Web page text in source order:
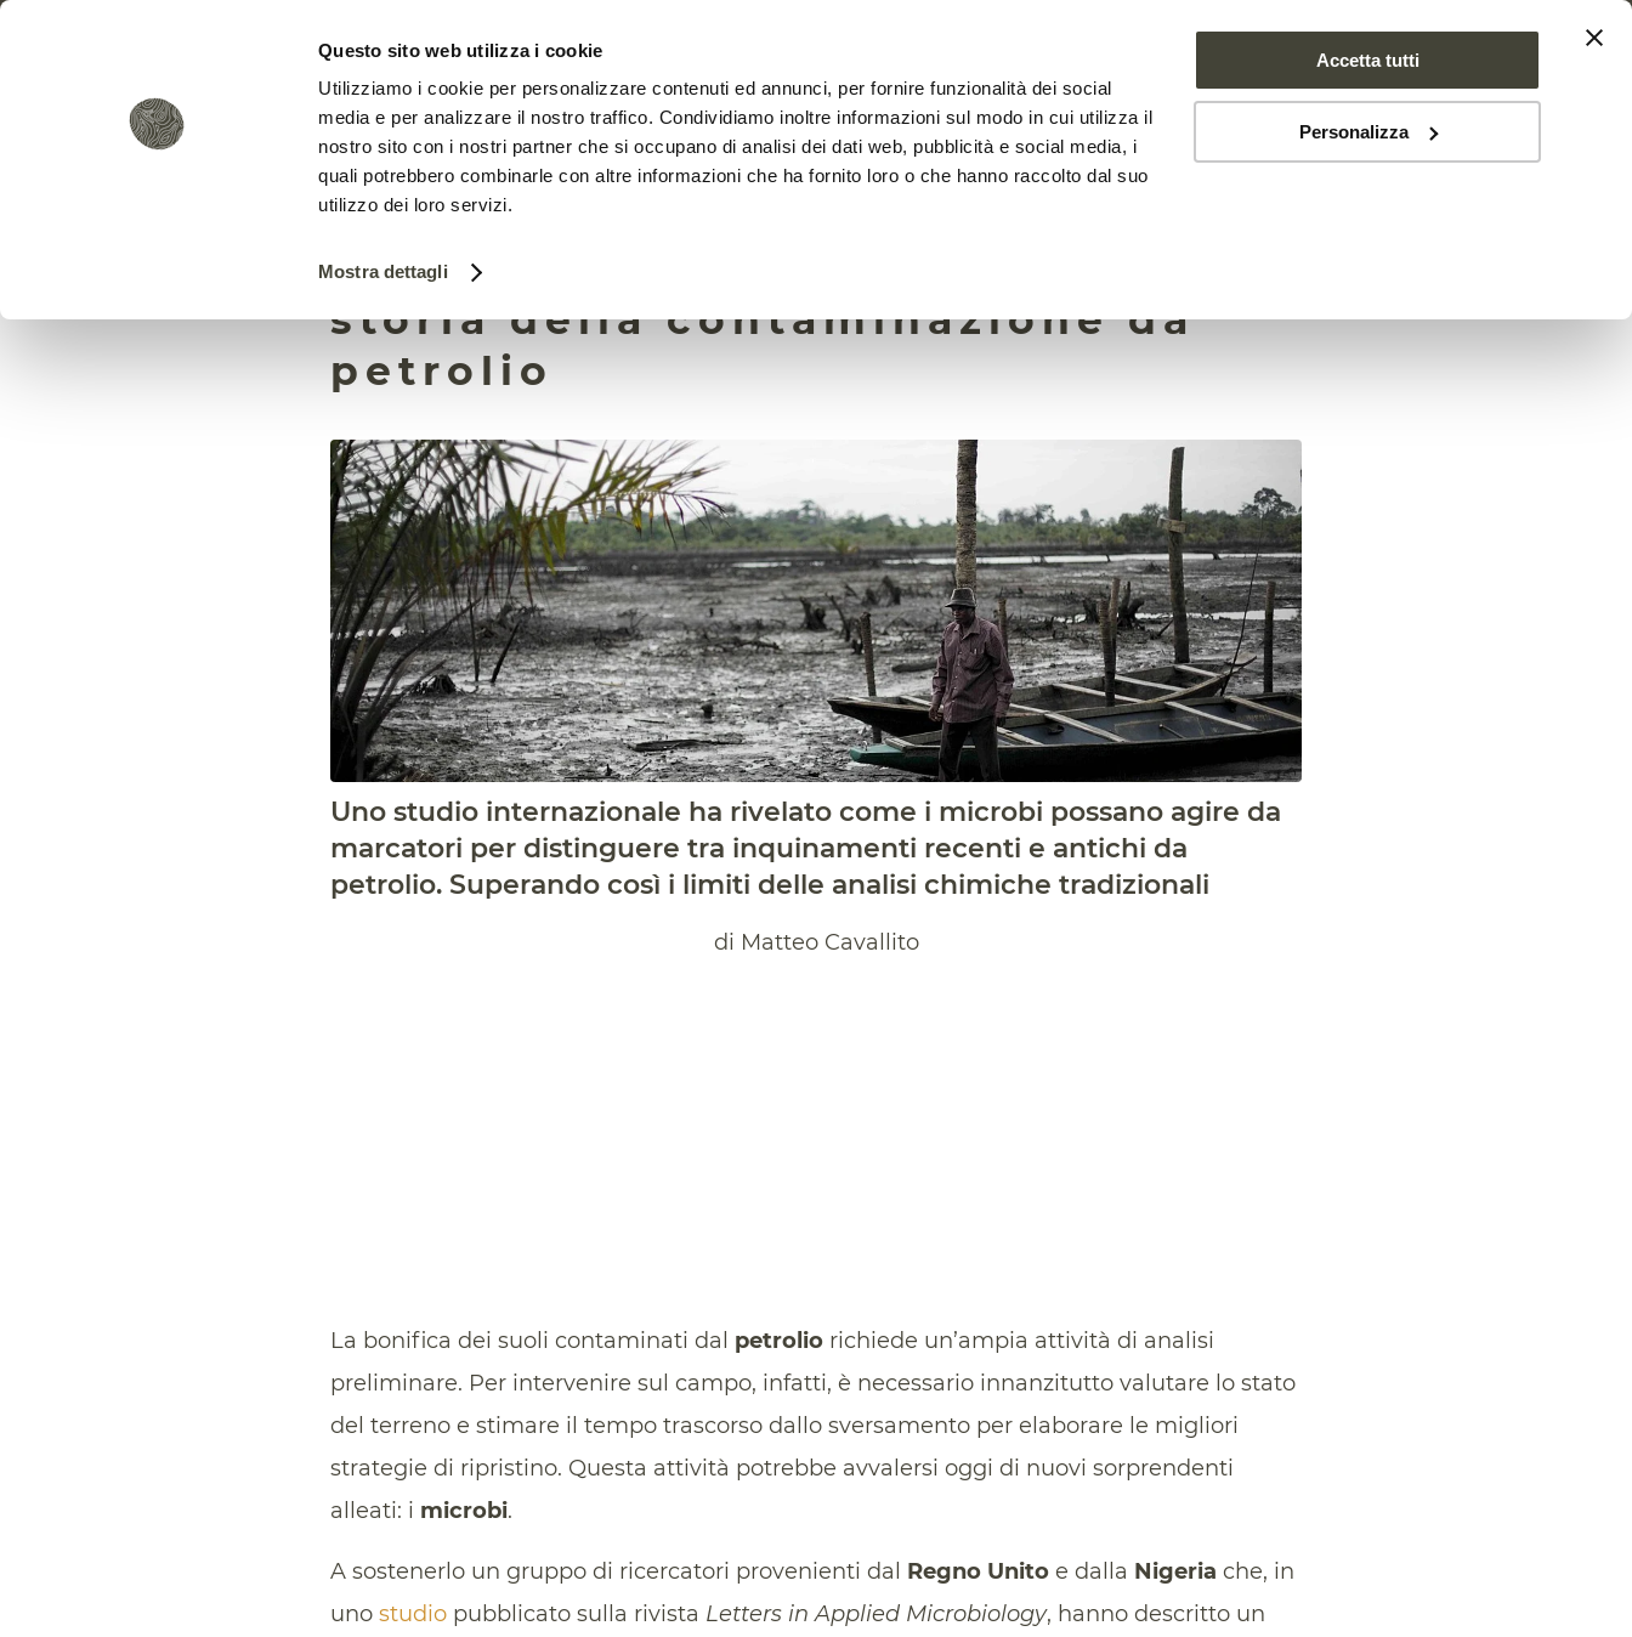
Questo sito web utilizza i cookie
Utilizziamo i cookie per personalizzare contenuti ed annunci, per fornire funzionalità dei social
media e per analizzare il nostro traffico. Condividiamo inoltre informazioni sul modo in cui utilizza il
nostro sito con i nostri partner che si occupano di analisi dei dati web, pubblicità e social media, i
quali potrebbero combinarle con altre informazioni che ha fornito loro o che hanno raccolto dal suo
utilizzo dei loro servizi.
Mostra dettagli
Accetta tutti
Personalizza
LA FONDAZIONE ATTIVITÀ RISORSE LIGHTHOUSE FARMS NEWS CONTATTI
I microbi del suolo raccontano la
storia della contaminazione da
petrolio
Uno studio internazionale ha rivelato come i microbi possano agire da
marcatori per distinguere tra inquinamenti recenti e antichi da
petrolio. Superando così i limiti delle analisi chimiche tradizionali
di Matteo Cavallito
La bonifica dei suoli contaminati dal petrolio richiede un’ampia attività di analisi
preliminare. Per intervenire sul campo, infatti, è necessario innanzitutto valutare lo stato
del terreno e stimare il tempo trascorso dallo sversamento per elaborare le migliori
strategie di ripristino. Questa attività potrebbe avvalersi oggi di nuovi sorprendenti
alleati: i microbi.
A sostenerlo un gruppo di ricercatori provenienti dal Regno Unito e dalla Nigeria che, in
uno studio pubblicato sulla rivista Letters in Applied Microbiology, hanno descritto un